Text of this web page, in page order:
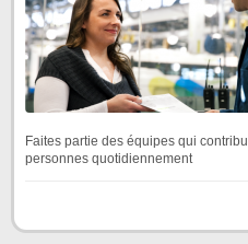
Faites partie des équipes qui
personnes quotidiennement